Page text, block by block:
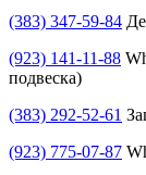
(383) 347-59-84
(923) 141-11-88
подвеска)
(383) 292-52-61
(923) 775-07-87